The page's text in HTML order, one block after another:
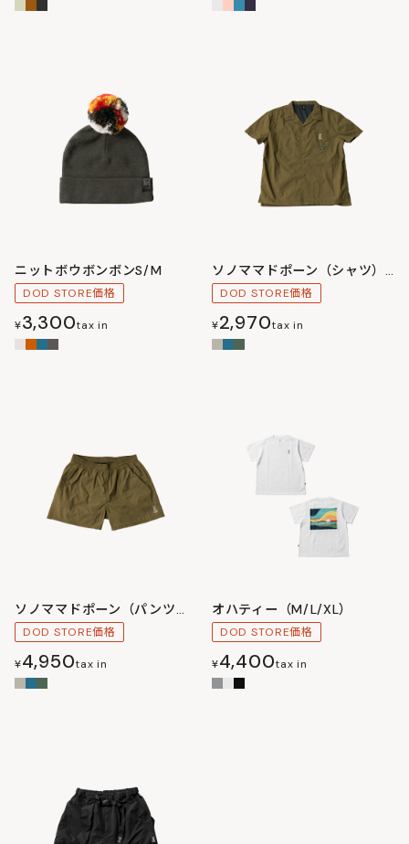
ニットボウボンボンS/M
DOD STORE価格
¥3,300tax in
ソノママドポーン（シャツ）M/L
DOD STORE価格
¥2,970tax in
ソノママドポーン（パンツ）M/L
DOD STORE価格
¥4,950tax in
オハティー（M/L/XL）
DOD STORE価格
¥4,400tax in